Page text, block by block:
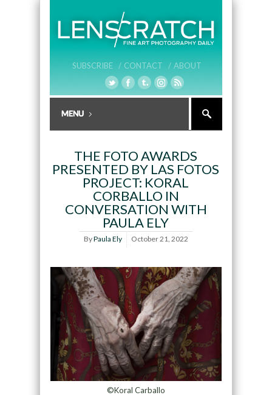
SUBSCRIBE / CONTACT / ABOUT
THE FOTO AWARDS
PRESENTED BY LAS FOTOS
PROJECT: KORAL
CORBALLO IN
CONVERSATION WITH
PAULA ELY
ByPaula Ely October 21, 2022
©Koral Carballo